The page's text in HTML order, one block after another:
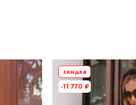
скидка
-11 770₽